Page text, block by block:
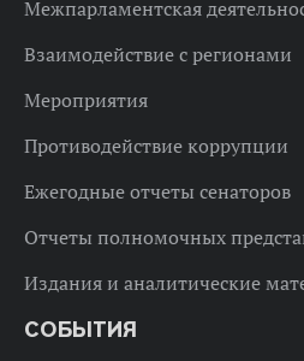
Межпарламентская
Взаимодействие с регионами
Мероприятия
Противодействие коррупции
Ежегодные отчеты сенаторов
Отчеты полномочных
Издания и аналитические
СОБЫТИЯ